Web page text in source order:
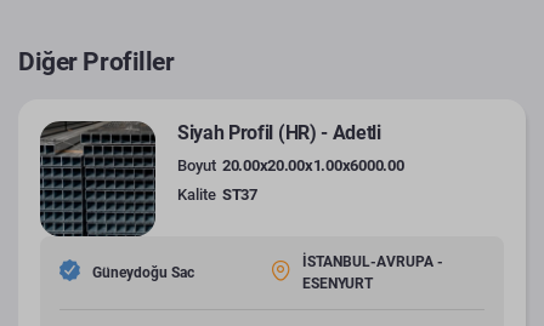
Diğer Profiller
Siyah Profil (HR) - Adetli
Boyut 20.00x20.00x1.00x6000.00
Kalite ST37
Güneydoğu Sac
İSTANBUL-AVRUPA -
ESENYURT